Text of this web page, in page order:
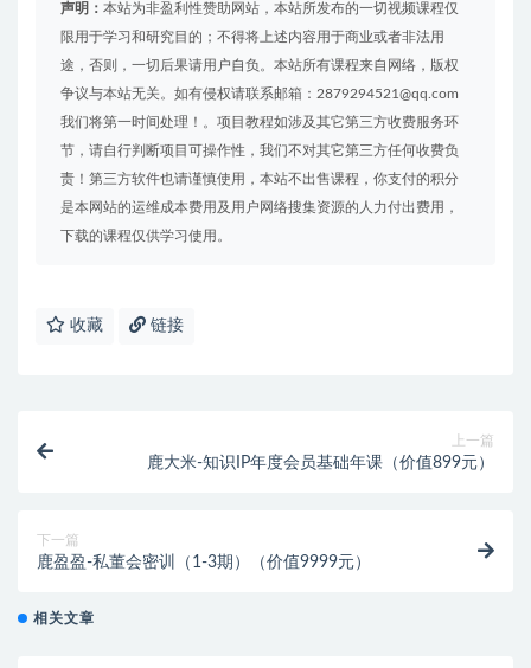
声明： 本站为非盈利性赞助网站，本站所发布的一切视频课程仅
限用于学习和研究目的；不得将上述内容用于商业或者非法用
途，否则，一切后果请用户自负。本站所有课程来自网络，版权
争议与本站无关。如有侵权请联系邮箱：2879294521@qq.com
我们将第一时间处理！。项目教程如涉及其它第三方收费服务环
节，请自行判断项目可操作性，我们不对其它第三方任何收费负
责！第三方软件也请谨慎使用，本站不出售课程，你支付的积分
是本网站的运维成本费用及用户网络搜集资源的人力付出费用，
下载的课程仅供学习使用。
收藏 链接
上一篇
鹿大米-知识IP年度会员基础年课（价值899元）
下一篇
鹿盈盈-私董会密训（1-3期）（价值9999元）
相关文章